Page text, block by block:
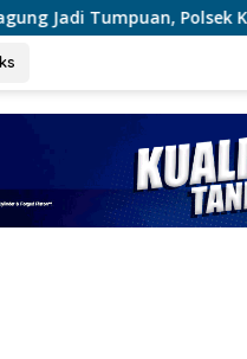
Polsek Kandis Bergerak